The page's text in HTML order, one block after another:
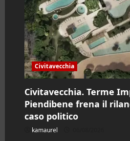
i
c
o
l
o
Civitavecchia
Civitavecchia. Terme
Piendibene frena il
caso politico
kamaurel